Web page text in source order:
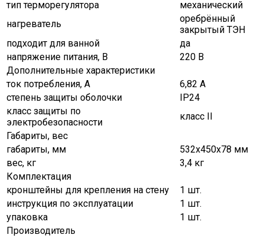
тип терморегулятора
механический
нагреватель
оребрённый
закрытый ТЭН
подходит для ванной
да
напряжение питания, В
220 В
Дополнительные характеристики
ток потребления, А
6,82 А
степень защиты оболочки
ІР24
класс защиты по
электробезопасности
класс ІІ
Габариты, вес
габариты, мм
532х450х78 мм
вес, кг
3,4 кг
Комплектация
кронштейны для крепления на стену
1 шт.
инструкция по эксплуатации
1 шт.
упаковка
1 шт.
Производитель